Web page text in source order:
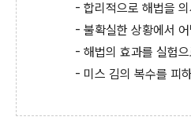
- 합리적으로 해법을
- 불확실한 상황에서
- 해법의 효과를 실험
- 미스 김의 복수를 피